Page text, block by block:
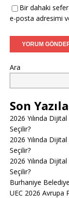
Bir dahaki
e-posta adresimi
Ara
Son
2026 Yılında
Seçilir?
2026 Yılında
Seçilir?
2026 Yılında
Seçilir?
Burhaniye
UEC 2026 Avrupa